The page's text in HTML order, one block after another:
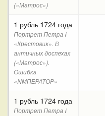
(«Матрос»)
1 рубль 1724 года
Портрет Петра I
«Крестовик». В
античных доспехах
(«Матрос»).
Ошибка
«NМПЕРАТОР»
1 рубль 1724 года
Портрет Петра I